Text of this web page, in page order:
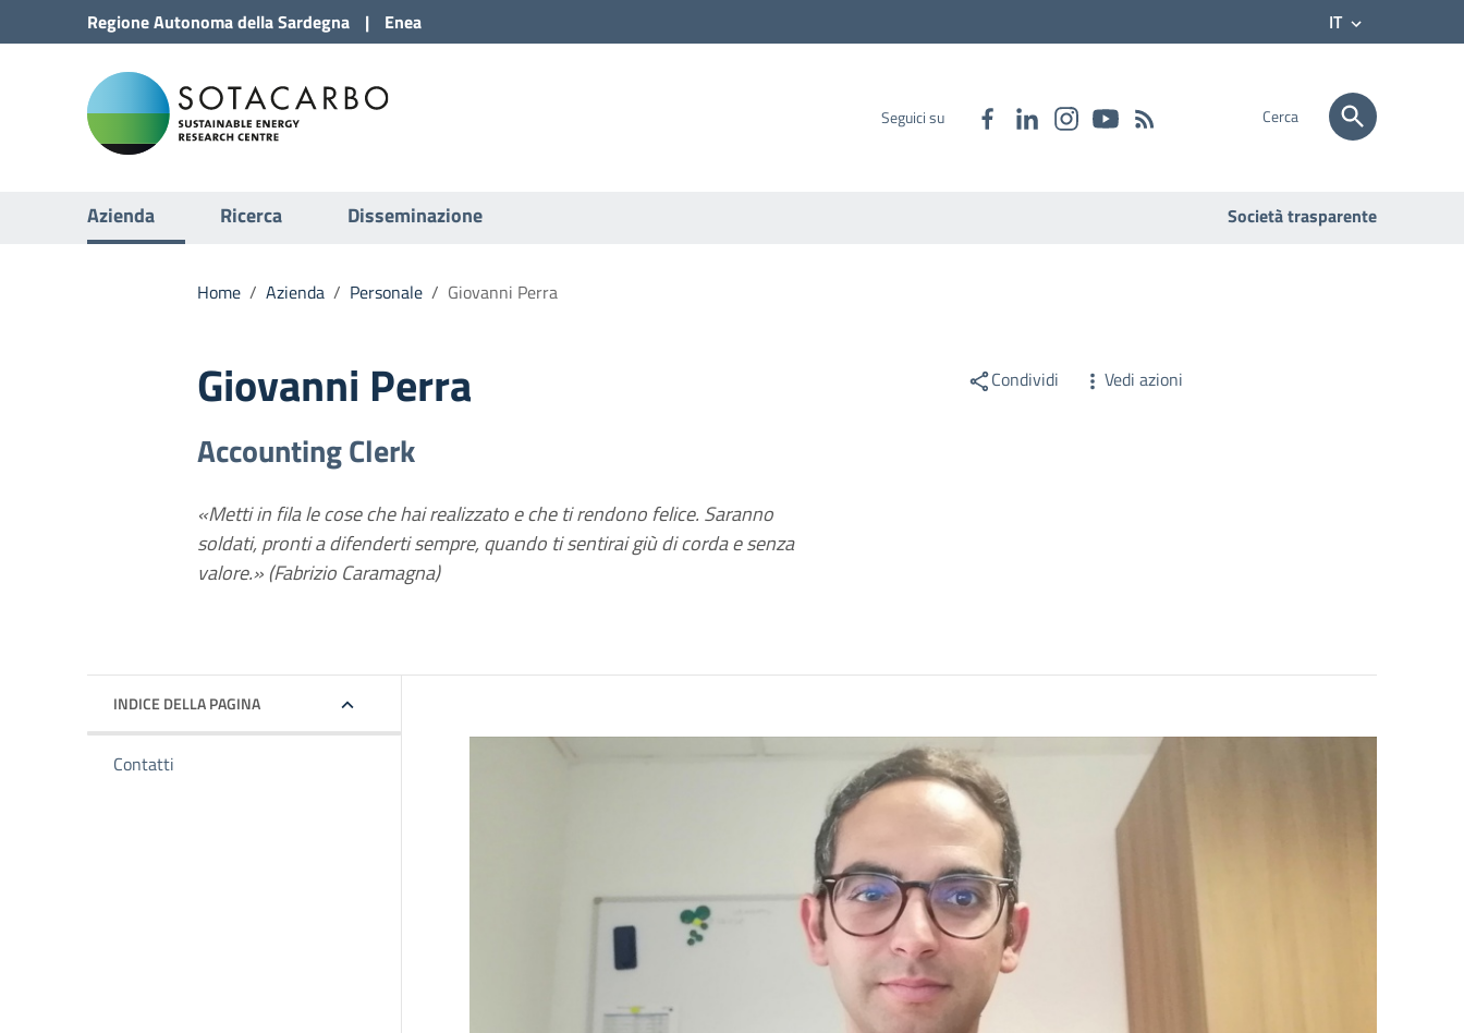
Vai al Contenuto
Vai alla navigazione del sito
Vai al Footer
RegioneAutonoma dellaSardegna | Enea IT
Seguici su Cerca
Submenu
Azienda Ricerca Disseminazione Società trasparente
Home / Azienda / Personale / Giovanni Perra
Giovanni Perra
Accounting Clerk
«Metti in fila le cose che hai realizzato e che ti rendono felice. Saranno
soldati, pronti a difenderti sempre, quando ti sentirai giù di corda e senza
valore.» (Fabrizio Caramagna)
Condividi Vedi azioni
INDICE DELLA PAGINA
Contatti